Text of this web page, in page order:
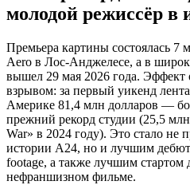
молодой режиссёр в
Премьера картины состоялась 7
Aero в Лос-Анджелесе, а в
вышел 29 мая 2026 года. Эффект
взрывом: за первый уикенд
Америке 81,4 млн долларов —
прежний рекорд студии (25,5
War» в 2024 году). Это стало не
истории A24, но и лучшим
footage, а также лучшим стартом
нефраншизном фильме.